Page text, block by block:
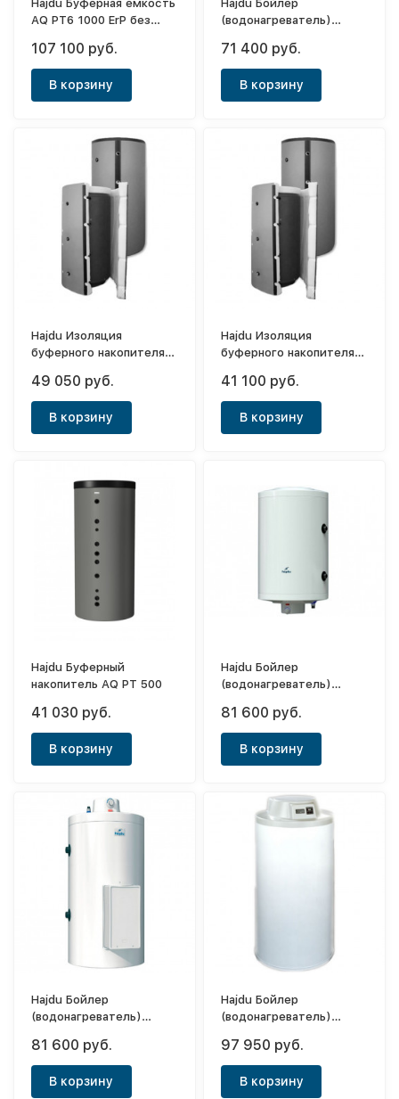
Hajdu Буферная ёмкость
AQ PT6 1000 ErP без
107 100 руб.
В корзину
Hajdu Бойлер
(водонагреватель)
IND FC 150
71 400 руб.
В корзину
Hajdu Изоляция
буферного накопителя
49 050 руб.
В корзину
Hajdu Изоляция
буферного накопителя
41 100 руб.
В корзину
Hajdu Буферный
накопитель AQ PT 500
41 030 руб.
В корзину
Hajdu Бойлер
(водонагреватель)
IND FC 200
81 600 руб.
В корзину
Hajdu Бойлер
(водонагреватель)
IND SC 150
81 600 руб.
В корзину
Hajdu Бойлер
(водонагреватель)
40 160л
97 950 руб.
В корзину